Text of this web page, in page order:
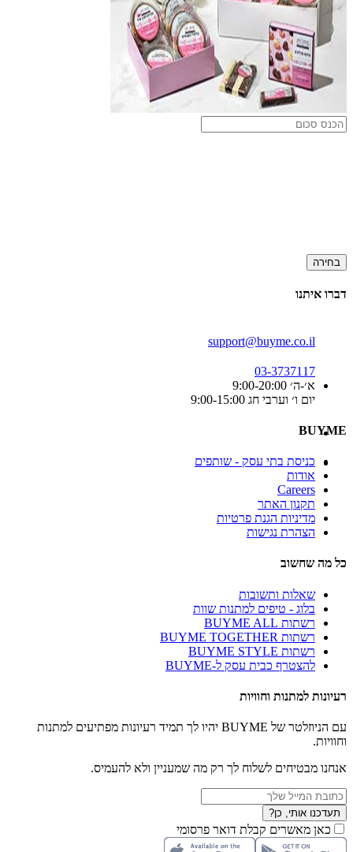
בחירה
דברו איתנו
support@buyme.co.il
03-3737117
א׳-ה׳ 9:00-20:00
יום ו׳ וערבי חג 9:00-15:00
BUYME
כניסת בתי עסק - שותפים
אודות
Careers
תקנון האתר
מדיניות הגנת פרטיות
הצהרת נגישות
כל מה שחשוב
שאלות ותשובות
בלוג - טיפים למתנות שוות
רשתות BUYME ALL
רשתות BUYME TOGETHER
רשתות BUYME STYLE
להצטרף כבית עסק ל-BUYME
רעיונות למתנות וחוויות
עם הניוזלטר של BUYME יהיו לך תמיד רעיונות מפתיעים למתנות
וחוויות.
אנחנו מבטיחים לשלוח לך רק מה שמעניין ולא להעמיס.
תעדכנו אותי, כן?
כאן מאשרים קבלת דואר פרסומי